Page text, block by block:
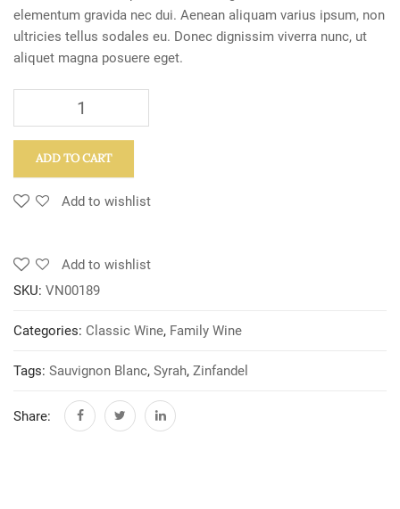
elementum gravida nec dui. Aenean aliquam varius ipsum, non
ultricies tellus sodales eu. Donec dignissim viverra nunc, ut
aliquet magna posuere eget.
ADD TO CART
Add to wishlist
Add to wishlist
SKU: VN00189
Categories: Classic Wine, Family Wine
Tags: Sauvignon Blanc, Syrah, Zinfandel
Share: